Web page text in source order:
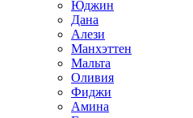
Юджин
Дана
Алези
Манхэттен
Мальта
Оливия
Фиджи
Амина